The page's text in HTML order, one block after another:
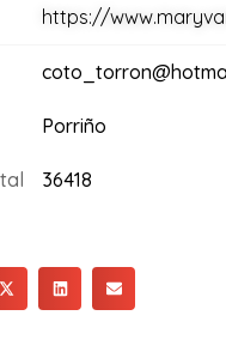
https://
Porriño
36418